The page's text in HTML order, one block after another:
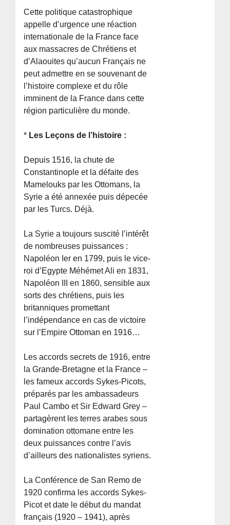
Cette politique catastrophique
appelle d’urgence une réaction
internationale de la France face
aux massacres de Chrétiens et
d’Alaouites qu’aucun Français ne
peut admettre en se souvenant de
l’histoire complexe et du rôle
imminent de la France dans cette
région particulière du monde.
* Les Leçons de l’histoire :
Depuis 1516, la chute de
Constantinople et la défaite des
Mamelouks par les Ottomans, la
Syrie a été annexée puis dépecée
par les Turcs. Déjà.
La Syrie a toujours suscité l’intérêt
de nombreuses puissances :
Napoléon Ier en 1799, puis le vice-
roi d’Egypte Méhémet Ali en 1831,
Napoléon III en 1860, sensible aux
sorts des chrétiens, puis les
britanniques promettant
l’indépendance en cas de victoire
sur l’Empire Ottoman en 1916…
Les accords secrets de 1916, entre
la Grande-Bretagne et la France –
les fameux accords Sykes-Picots,
préparés par les ambassadeurs
Paul Cambo et Sir Edward Grey –
partagèrent les terres arabes sous
domination ottomane entre les
deux puissances contre l’avis
d’ailleurs des nationalistes syriens.
La Conférence de San Remo de
1920 confirma les accords Sykes-
Picot et date le début du mandat
français (1920 – 1941), après